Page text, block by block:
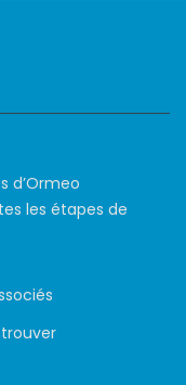
d’Ormeo
les étapes de